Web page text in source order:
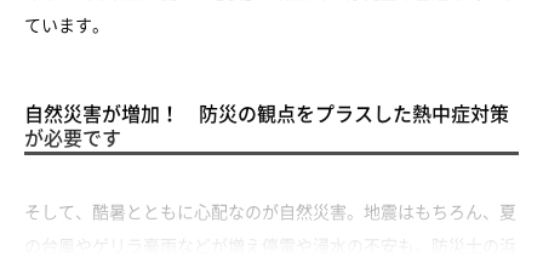
ています。
自然災害が増加！ 防災の観点をプラスした熱中症対策
が必要です
そして、酷暑とともに心配なのが自然災害。地震はもちろん、夏
の台風やゲリラ豪雨などが増え停電や浸水の不安も。防災士の浜